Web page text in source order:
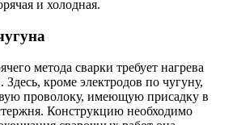
и холодная.
метода сварки требует нагрева
Здесь, кроме электродов по чугуну,
проволоку, имеющую присадку в
Конструкцию необходимо